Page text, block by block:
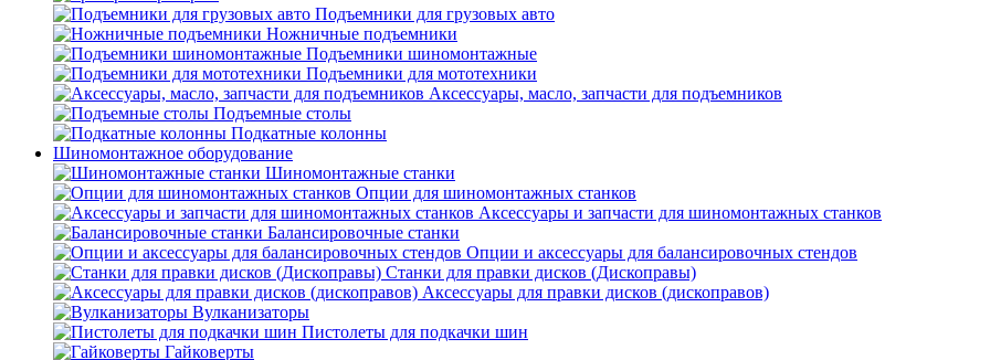
Подъемники для грузовых авто
Ножничные подъемники
Подъемники шиномонтажные
Подъемники для мототехники
Аксессуары, масло, запчасти для подъемников
Подъемные столы
Подкатные колонны
Шиномонтажное оборудование
Шиномонтажные станки
Опции для шиномонтажных станков
Аксессуары и запчасти для шиномонтажных станков
Балансировочные станки
Опции и аксессуары для балансировочных стендов
Станки для правки дисков (Дископравы)
Аксессуары для правки дисков (дископравов)
Вулканизаторы
Пистолеты для подкачки шин
Гайковерты